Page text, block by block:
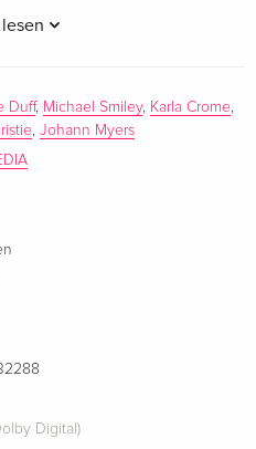
all these stories dig deep
lover's home, the riverside
the cold-blooded murder of an
Duff, Michael Smiley, Karla Crome,
, Johann Myers
Digital)